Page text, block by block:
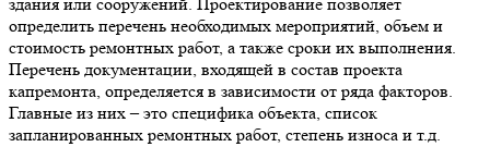
определить перечень необходимых мероприятий, объем и
стоимость ремонтных работ, а также сроки их выполнения.
Перечень документации, входящей в состав проекта
капремонта, определяется в зависимости от ряда факторов.
Главные из них – это специфика объекта, список
запланированных ремонтных работ, степень износа и т.д.